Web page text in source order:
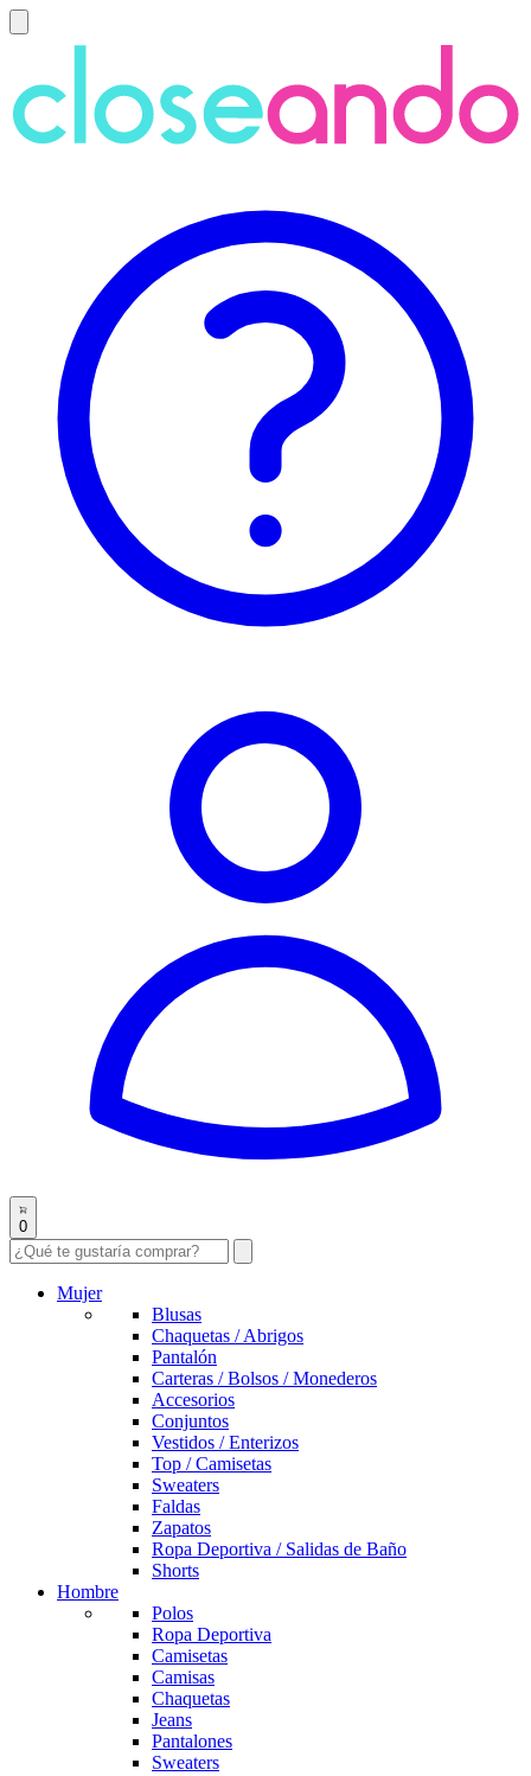
0
Mujer
Blusas
Chaquetas / Abrigos
Pantalón
Carteras / Bolsos / Monederos
Accesorios
Conjuntos
Vestidos / Enterizos
Top / Camisetas
Sweaters
Faldas
Zapatos
Ropa Deportiva / Salidas de Baño
Shorts
Hombre
Polos
Ropa Deportiva
Camisetas
Camisas
Chaquetas
Jeans
Pantalones
Sweaters